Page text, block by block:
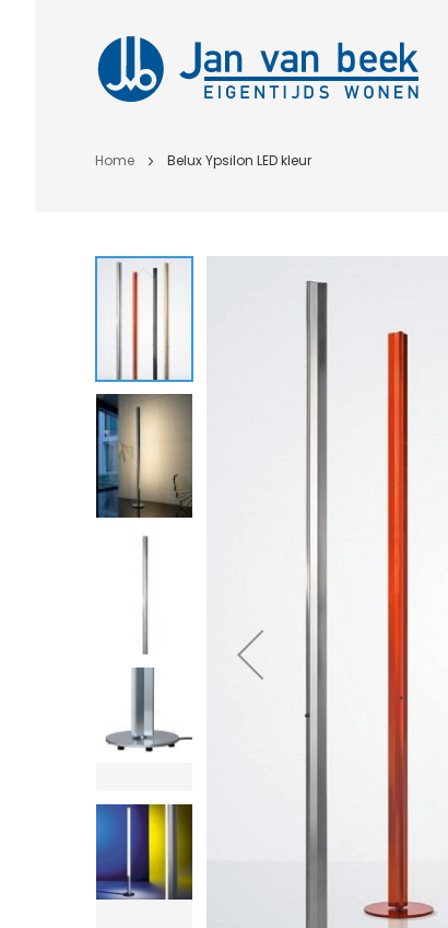
Home Belux Ypsilon LED kleur
het
van
de
afbeeldingen-
gallerij